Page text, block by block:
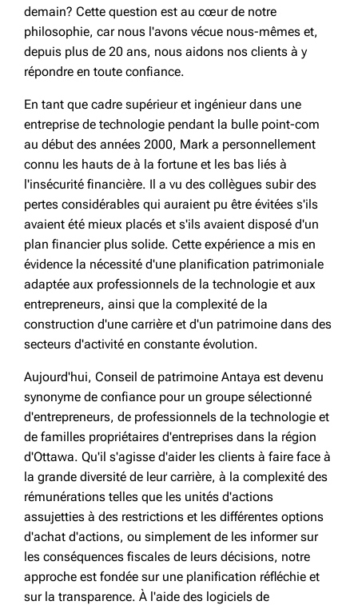
demain? Cette question est au cœur de notre
philosophie, car nous l'avons vécue nous-mêmes et,
depuis plus de 20 ans, nous aidons nos clients à y
répondre en toute confiance.
En tant que cadre supérieur et ingénieur dans une
entreprise de technologie pendant la bulle point-com
au début des années 2000, Mark a personnellement
connu les hauts de à la fortune et les bas liés à
l'insécurité financière. Il a vu des collègues subir des
pertes considérables qui auraient pu être évitées s'ils
avaient été mieux placés et s'ils avaient disposé d'un
plan financier plus solide. Cette expérience a mis en
évidence la nécessité d'une planification patrimoniale
adaptée aux professionnels de la technologie et aux
entrepreneurs, ainsi que la complexité de la
construction d'une carrière et d'un patrimoine dans des
secteurs d'activité en constante évolution.
Aujourd'hui, Conseil de patrimoine Antaya est devenu
synonyme de confiance pour un groupe sélectionné
d'entrepreneurs, de professionnels de la technologie et
de familles propriétaires d'entreprises dans la région
d'Ottawa. Qu'il s'agisse d'aider les clients à faire face à
la grande diversité de leur carrière, à la complexité des
rémunérations telles que les unités d'actions
assujetties à des restrictions et les différentes options
d'achat d'actions, ou simplement de les informer sur
les conséquences fiscales de leurs décisions, notre
approche est fondée sur une planification réfléchie et
sur la transparence. À l'aide des logiciels de